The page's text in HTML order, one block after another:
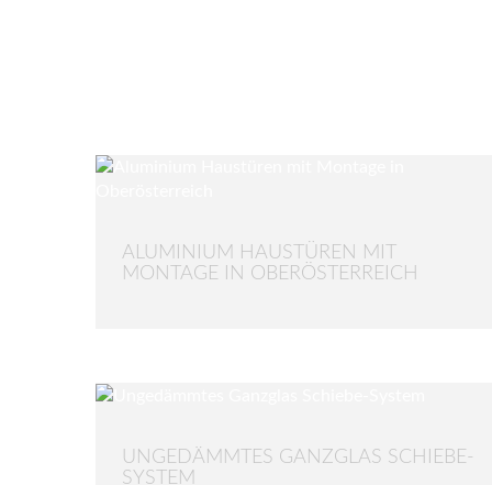
ALUMINIUM HAUSTÜREN MIT
MONTAGE IN OBERÖSTERREICH
UNGEDÄMMTES GANZGLAS SCHIEBE-
SYSTEM